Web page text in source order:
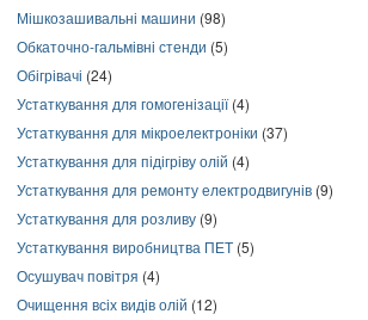
Мішкозашивальні машини (98)
Обкаточно-гальмівні стенди (5)
Обігрівачі (24)
Устаткування для гомогенізації(4)
Устаткування для мікроелектроніки (37)
Устаткування для підігріву олій (4)
Устаткування для ремонту електродвигунів (9)
Устаткування для розливу (9)
Устаткування виробництва ПЕТ (5)
Осушувач повітря (4)
Очищення всіх видів олій (12)